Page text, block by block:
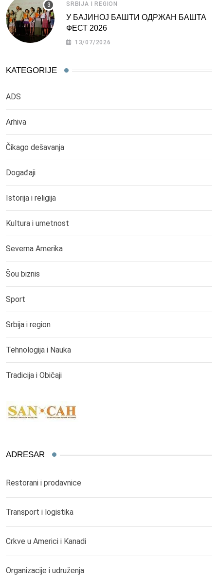
SRBIJA I REGION
У БАЈИНОЈ БАШТИ ОДРЖАН БАШТА
ФЕСТ 2026
13/07/2026
KATEGORIJE
ADS
Arhiva
Čikago dešavanja
Događaji
Istorija i religija
Kultura i umetnost
Severna Amerika
Šou biznis
Sport
Srbija i region
Tehnologija i Nauka
Tradicija i Običaji
ADRESAR
Restorani i prodavnice
Transport i logistika
Crkve u Americi i Kanadi
Organizacije i udruženja